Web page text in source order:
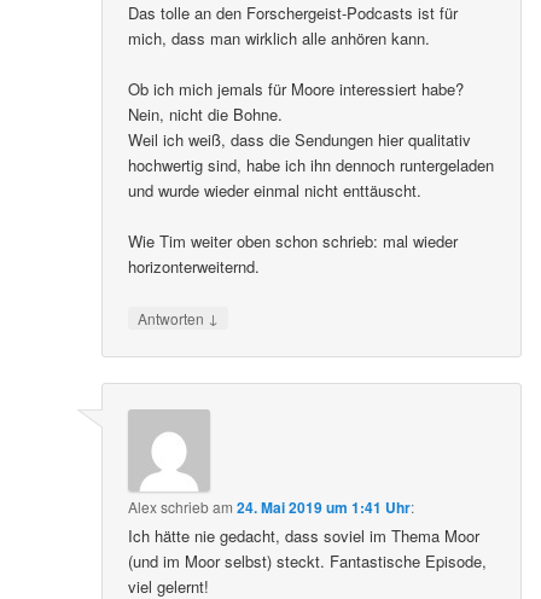
Das tolle an den Forschergeist-Podcasts ist für
mich, dass man wirklich alle anhören kann.
Ob ich mich jemals für Moore interessiert habe?
Nein, nicht die Bohne.
Weil ich weiß, dass die Sendungen hier qualitativ
hochwertig sind, habe ich ihn dennoch runtergeladen
und wurde wieder einmal nicht enttäuscht.
Wie Tim weiter oben schon schrieb: mal wieder
horizonterweiternd.
Antworten ↓
Alexschriebam24. Mai 2019 um 1:41 Uhr:
Ich hätte nie gedacht, dass soviel im Thema Moor
(und im Moor selbst) steckt. Fantastische Episode,
viel gelernt!